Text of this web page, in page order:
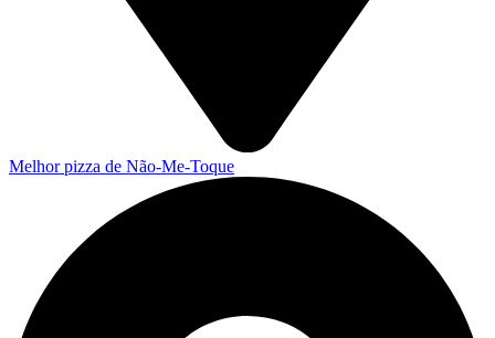
Melhor pizza de Não-Me-Toque